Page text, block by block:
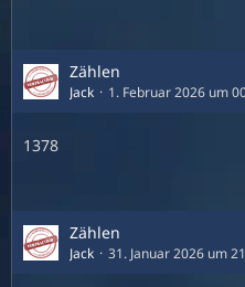
Zählen
Jack 1. Februar 2026 um
1378
Zählen
Jack 31. Januar 2026 um